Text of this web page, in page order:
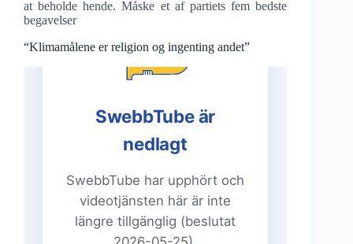
at beholde hende. Måske et af partiets fem bedste
begavelser
“Klimamålene er religion og ingenting andet”